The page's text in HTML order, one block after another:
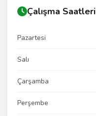
Çalışma Saatleri
Pazartesi
Salı
Çarşamba
Perşembe